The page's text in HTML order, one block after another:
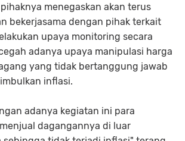
menegaskan akan terus
bekerjasama dengan pihak terkait
upaya monitoring secara
adanya upaya manipulasi harga
yang tidak bertanggung jawab
inflasi.
adanya kegiatan ini para
dagangannya di luar